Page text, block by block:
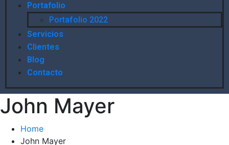
Portafolio
Portafolio 2022
Servicios
Clientes
Blog
Contacto
John Mayer
Home
John Mayer